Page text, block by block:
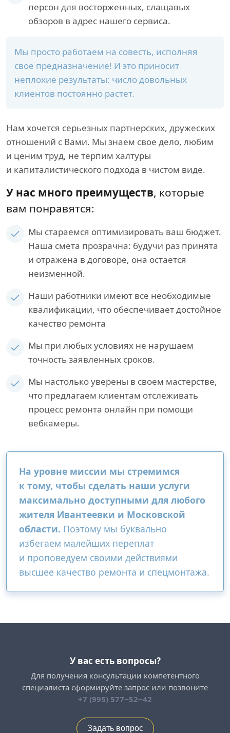
персон для восторженных, слащавых
обзоров в адрес нашего сервиса.
Мы просто работаем на совесть, исполняя
свое предназначение! И это приносит
неплохие результаты: число довольных
клиентов постоянно растет.
Нам хочется серьезных партнерских, дружеских
отношений с Вами. Мы знаем свое дело, любим
и ценим труд, не терпим халтуры
и капиталистического подхода в чистом виде.
У нас много преимуществ, которые
вам понравятся:
Мы стараемся оптимизировать ваш бюджет.
Наша смета прозрачна: будучи раз принята
и отражена в договоре, она остается
неизменной.
Наши работники имеют все необходимые
квалификации, что обеспечивает достойное
качество ремонта
Мы при любых условиях не нарушаем
точность заявленных сроков.
Мы настолько уверены в своем мастерстве,
что предлагаем клиентам отслеживать
процесс ремонта онлайн при помощи
вебкамеры.
На уровне миссии мы стремимся
к тому, чтобы сделать наши услуги
максимально доступными для любого
жителя Ивантеевки и Московской
области. Поэтому мы буквально
избегаем малейших переплат
и проповедуем своими действиями
высшее качество ремонта и спецмонтажа.
У вас есть вопросы?
Для получения консультации компетентного
специалиста сформируйте запрос или позвоните
+7 (995) 577−52−42
Задать вопрос